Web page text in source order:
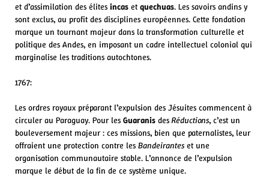
et d’assimilation des élites incas et quechuas. Les savoirs andins y
sont exclus, au profit des disciplines européennes. Cette fondation
marque un tournant majeur dans la transformation culturelle et
politique des Andes, en imposant un cadre intellectuel colonial qui
marginalise les traditions autochtones.
1767:
Les ordres royaux préparant l’expulsion des Jésuites commencent à
circuler au Paraguay. Pour les Guaranis desRéductions, c’est un
bouleversement majeur : ces missions, bien que paternalistes, leur
offraient une protection contre les Bandeirantes et une
organisation communautaire stable. L’annonce de l’expulsion
marque le début de la fin de ce système unique.